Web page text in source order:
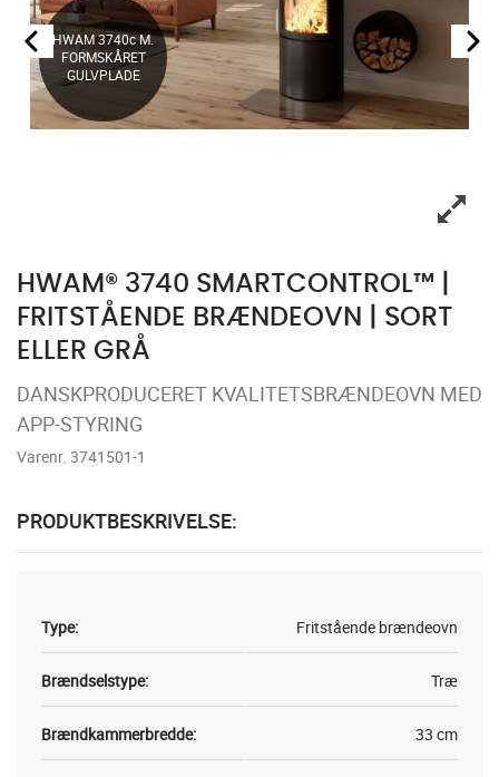
HWAM 3740c M.
FORMSKÅRET
GULVPLADE
HWAM® 3740 SMARTCONTROL™ |
FRITSTÅENDE BRÆNDEOVN | SORT
ELLER GRÅ
DANSKPRODUCERET KVALITETSBRÆNDEOVN MED
APP-STYRING
Varenr. 3741501-1
PRODUKTBESKRIVELSE:
Type: Fritstående brændeovn
Brændselstype: Træ
Brændkammerbredde: 33 cm